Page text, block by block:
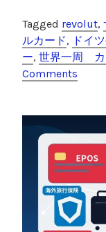
c
e
b
o
o
k
tt
er
Tagged revolut,
ルカード, ドイ
ー, 世界一周 カ
Comments